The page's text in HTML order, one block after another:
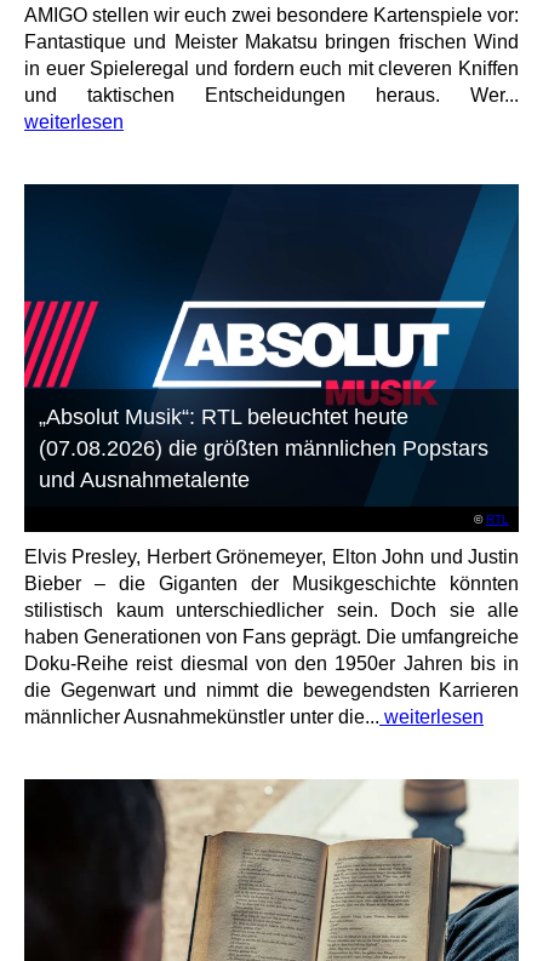
AMIGO stellen wir euch zwei besondere Kartenspiele vor:
Fantastique und Meister Makatsu bringen frischen Wind
in euer Spieleregal und fordern euch mit cleveren Kniffen
und taktischen Entscheidungen heraus. Wer...
weiterlesen
©RTL
„Absolut Musik“: RTL beleuchtet heute
(07.08.2026) die größten männlichen Popstars
und Ausnahmetalente
Elvis Presley, Herbert Grönemeyer, Elton John und Justin
Bieber – die Giganten der Musikgeschichte könnten
stilistisch kaum unterschiedlicher sein. Doch sie alle
haben Generationen von Fans geprägt. Die umfangreiche
Doku-Reihe reist diesmal von den 1950er Jahren bis in
die Gegenwart und nimmt die bewegendsten Karrieren
männlicher Ausnahmekünstler unter die... weiterlesen